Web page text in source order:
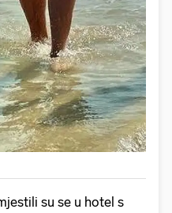
su se u hotel s